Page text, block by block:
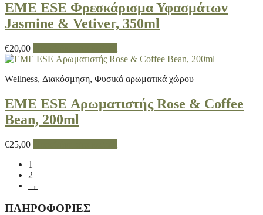
EME ESE Φρεσκάρισμα Υφασμάτων
Jasmine & Vetiver, 350ml
€20,00
Wellness, Διακόσμηση, Φυσικά αρωματικά χώρου
EME ESE Αρωματιστής Rose & Coffee
Bean, 200ml
€25,00
1
2
→
ΠΛΗΡΟΦΟΡΙΕΣ